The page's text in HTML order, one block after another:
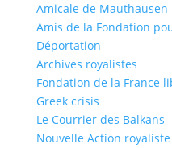
Amicale de Mauthausen
Amis de la Fondation
Déportation
Archives royalistes
Fondation de la France
Greek crisis
Le Courrier des Balkans
Nouvelle Action royaliste